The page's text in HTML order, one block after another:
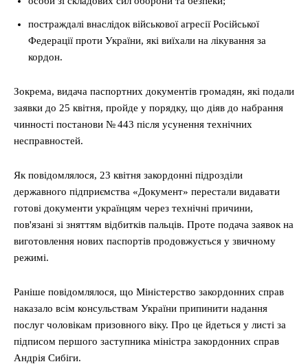
постраждалі внаслідок військової агресії Російської
Федерації проти України, які виїхали на лікування за
кордон.
Зокрема, видача паспортних документів громадян, які подали
заявки до 25 квітня, пройде у порядку, що діяв до набрання
чинності постанови № 443 після усунення технічних
несправностей.
Як повідомлялося, 23 квітня закордонні підрозділи
державного підприємства «Документ» перестали видавати
готові документи українцям через технічні причини,
пов'язані зі зняттям відбитків пальців. Проте подача заявок на
виготовлення нових паспортів продовжується у звичному
режимі.
Раніше повідомлялося, що Міністерство закордонних справ
наказало всім консульствам України припинити надання
послуг чоловікам призовного віку. Про це йдеться у листі за
підписом першого заступника міністра закордонних справ
Андрія Сибіги.